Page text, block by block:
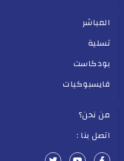
المباشر
تسلية
بودكاست
فايسبوكيات
من نحن؟
اتصل بنا :